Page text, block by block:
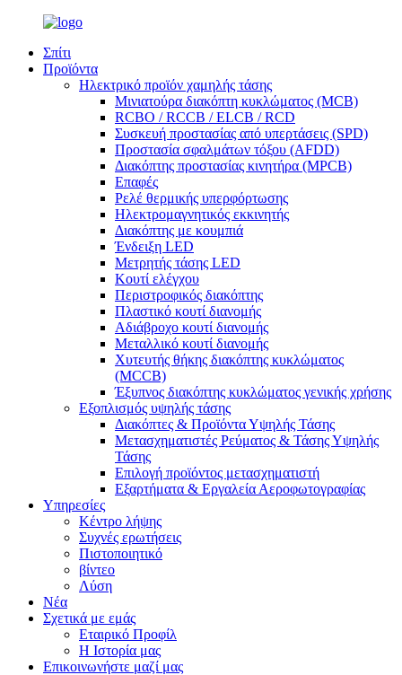
Σπίτι
Προϊόντα
Ηλεκτρικό προϊόν χαμηλής τάσης
Μινιατούρα διακόπτη κυκλώματος (MCB)
RCBO / RCCB / ELCB / RCD
Συσκευή προστασίας από υπερτάσεις (SPD)
Προστασία σφαλμάτων τόξου (AFDD)
Διακόπτης προστασίας κινητήρα (MPCB)
Επαφές
Ρελέ θερμικής υπερφόρτωσης
Ηλεκτρομαγνητικός εκκινητής
Διακόπτης με κουμπιά
Ένδειξη LED
Μετρητής τάσης LED
Κουτί ελέγχου
Περιστροφικός διακόπτης
Πλαστικό κουτί διανομής
Αδιάβροχο κουτί διανομής
Μεταλλικό κουτί διανομής
Χυτευτής θήκης διακόπτης κυκλώματος
(MCCB)
Έξυπνος διακόπτης κυκλώματος γενικής χρήσης
Εξοπλισμός υψηλής τάσης
Διακόπτες & Προϊόντα Υψηλής Τάσης
Μετασχηματιστές Ρεύματος & Τάσης Υψηλής
Τάσης
Επιλογή προϊόντος μετασχηματιστή
Εξαρτήματα & Εργαλεία Αεροφωτογραφίας
Υπηρεσίες
Κέντρο λήψης
Συχνές ερωτήσεις
Πιστοποιητικό
βίντεο
Λύση
Νέα
Σχετικά με εμάς
Εταιρικό Προφίλ
Η Ιστορία μας
Επικοινωνήστε μαζί μας